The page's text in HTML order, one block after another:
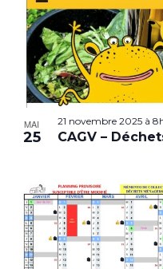
MAI
25
21 novembre 2025 à
CAGV –